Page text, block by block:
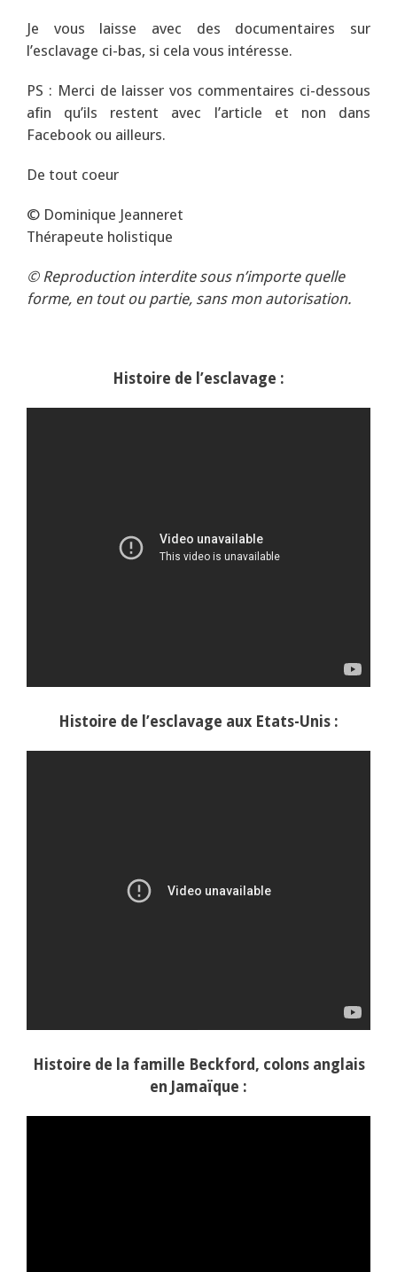
Je vous laisse avec des documentaires sur
l’esclavage ci-bas, si cela vous intéresse.
PS : Merci de laisser vos commentaires ci-dessous
afin qu’ils restent avec l’article et non dans
Facebook ou ailleurs.
De tout coeur
© Dominique Jeanneret
Thérapeute holistique
© Reproduction interdite sous n’importe quelle
forme, en tout ou partie, sans mon autorisation.
Histoire de l’esclavage :
Histoire de l’esclavage aux Etats-Unis :
Histoire de la famille Beckford, colons anglais
en Jamaïque :